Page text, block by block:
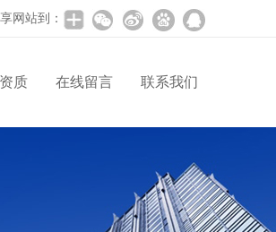
网站到：
质 在线留言 联系我们